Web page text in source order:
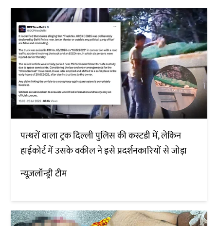
पत्थरों वाला ट्रक दिल्ली पुलिस की कस्टडी में, लेकिन
हाईकोर्ट में उसके वकील ने इसे प्रदर्शनकारियों से जोड़ा
न्यूज़लॉन्ड्री टीम